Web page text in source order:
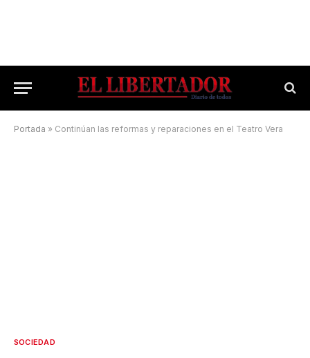
Portada » Continúan las reformas y reparaciones en el Teatro Vera
SOCIEDAD